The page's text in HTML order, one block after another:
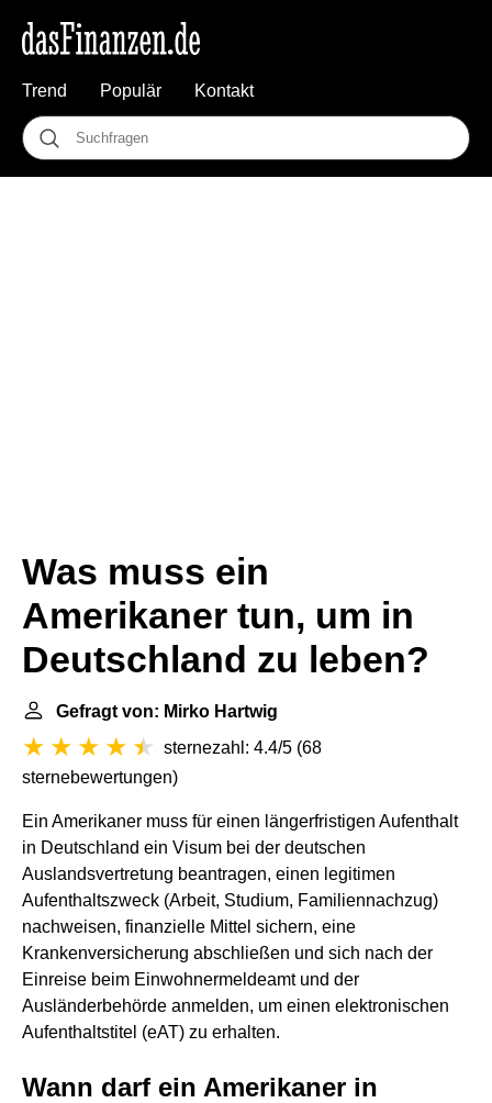
Trend Populär Kontakt
Was muss ein
Amerikaner tun, um in
Deutschland zu leben?
Gefragt von: Mirko Hartwig
sternezahl: 4.4/5 (68
sternebewertungen)
Ein Amerikaner muss für einen längerfristigen Aufenthalt
in Deutschland ein Visum bei der deutschen
Auslandsvertretung beantragen, einen legitimen
Aufenthaltszweck (Arbeit, Studium, Familiennachzug)
nachweisen, finanzielle Mittel sichern, eine
Krankenversicherung abschließen und sich nach der
Einreise beim Einwohnermeldeamt und der
Ausländerbehörde anmelden, um einen elektronischen
Aufenthaltstitel (eAT) zu erhalten.
Wann darf ein Amerikaner in